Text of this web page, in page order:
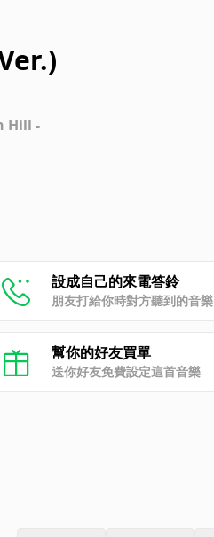
Hill -
設成自己的來電答鈴
朋友打給你時對方聽到的音樂
幫你的好友買單
送你好友免費設定這首音樂